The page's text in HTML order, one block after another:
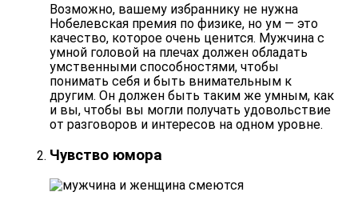
Возможно, вашему избраннику не нужна
Нобелевская премия по физике, ноум — это
качество, которое очень ценится. Мужчина с
умной головой на плечах должен обладать
умственными способностями, чтобы
понимать себя и быть внимательным к
другим. Он должен быть таким же умным, как
и вы, чтобы вы могли получать удовольствие
от разговоров и интересов на одном уровне.
Чувство юмора